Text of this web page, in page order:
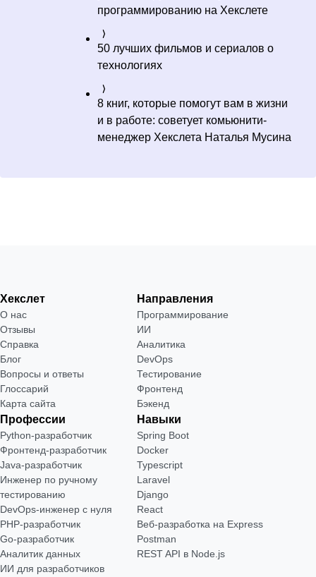
программированию на Хекслете
50 лучших фильмов и сериалов о
технологиях
8 книг, которые помогут вам в жизни
и в работе: советует комьюнити-
менеджер Хекслета Наталья Мусина
Хекслет
О нас
Отзывы
Справка
Блог
Вопросы и ответы
Глоссарий
Карта сайта
Направления
Программирование
ИИ
Аналитика
DevOps
Тестирование
Фронтенд
Бэкенд
Профессии
Python-разработчик
Фронтенд-разработчик
Java-разработчик
Инженер по ручному
тестированию
DevOps-инженер с нуля
РНР-разработчик
Go-разработчик
Аналитик данных
ИИ для разработчиков
Навыки
Spring Boot
Docker
Typescript
Laravel
Django
React
Веб-разработка на Express
Postman
REST API в Node.js